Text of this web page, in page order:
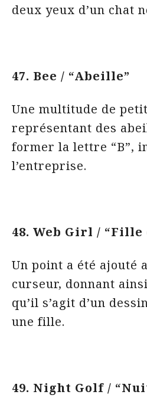
deux yeux d’un chat
47. Bee / “Abeille”
Une multitude de
représentant des
former la lettre “B”,
l’entreprise.
48. Web Girl / “Fille
Un point a été ajouté
curseur, donnant
qu’il s’agit d’un
une fille.
49. Night Golf /